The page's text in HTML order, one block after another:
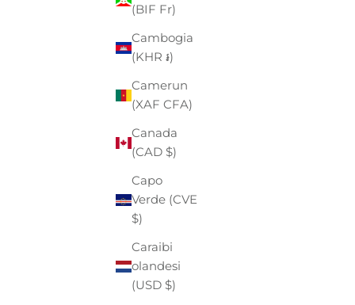
(BIF Fr)
Cambogia
(KHR ៛)
Camerun
(XAF CFA)
Canada
(CAD $)
Capo
Verde (CVE
$)
Caraibi
olandesi
(USD $)
Angola
Anguilla
Antigua e
(XCD $)
Saudita
(SAR ر.س)
(EUR €)
Armenia